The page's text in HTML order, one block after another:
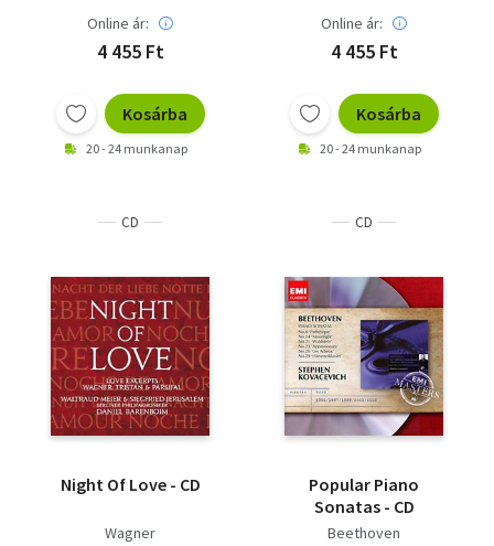
Online ár:
4 455 Ft
Kosárba
20 - 24 munkanap
Online ár:
4 455 Ft
Kosárba
20 - 24 munkanap
CD
Night Of Love - CD
Wagner
CD
Popular Piano
Sonatas - CD
Beethoven